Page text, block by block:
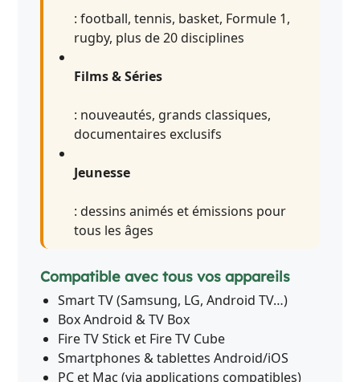
: football, tennis, basket, Formule 1,
rugby, plus de 20 disciplines
Films & Séries
: nouveautés, grands classiques,
documentaires exclusifs
Jeunesse
: dessins animés et émissions pour
tous les âges
Compatible avec tous vos appareils
Smart TV (Samsung, LG, Android TV…)
Box Android & TV Box
Fire TV Stick et Fire TV Cube
Smartphones & tablettes Android/iOS
PC et Mac (via applications compatibles)